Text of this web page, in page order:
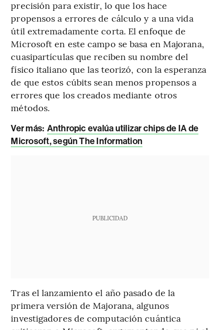
precisión para existir, lo que los hace
propensos a errores de cálculo y a una vida
útil extremadamente corta. El enfoque de
Microsoft en este campo se basa en Majorana,
cuasipartículas que reciben su nombre del
físico italiano que las teorizó, con la esperanza
de que estos cúbits sean menos propensos a
errores que los creados mediante otros
métodos.
Ver más: Anthropic evalúa utilizar chips de IA de
Microsoft, según The Information
PUBLICIDAD
Tras el lanzamiento el año pasado de la
primera versión de Majorana, algunos
investigadores de computación cuántica